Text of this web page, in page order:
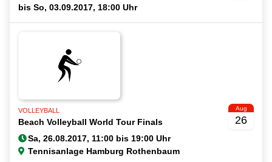
bis
VOLLEYBALL
Beach Volleyball World Tour Finals
Tennisanlage Hamburg Rothenbaum
Aug
26